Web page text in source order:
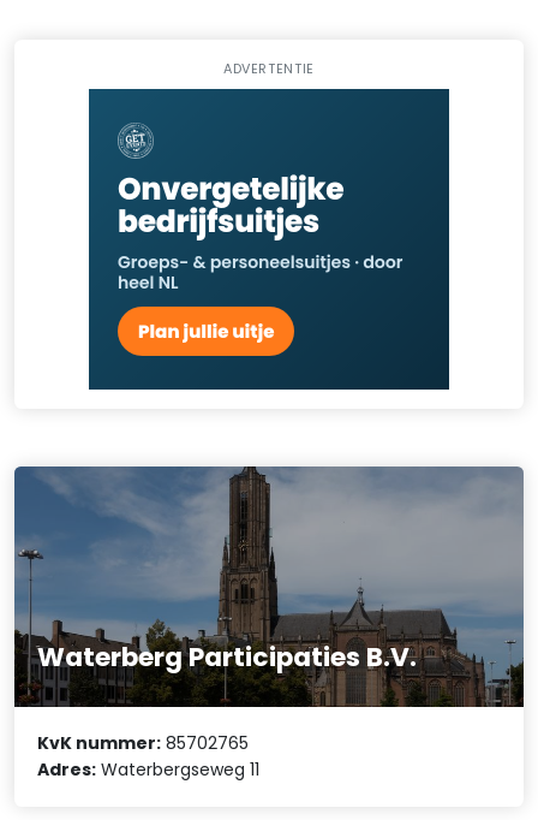
ADVERTENTIE
Waterberg Participaties B.V.
KvK nummer: 85702765
Adres: Waterbergseweg 11